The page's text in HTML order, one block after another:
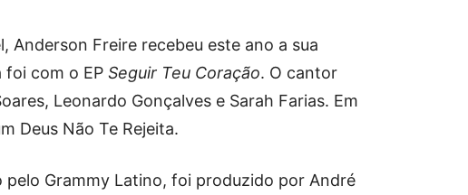
Anderson Freire recebeu este ano a sua
foi com o EP Seguir Teu Coração. O cantor
Leonardo Gonçalves e Sarah Farias. Em
Deus Não Te Rejeita.
pelo Grammy Latino, foi produzido por André